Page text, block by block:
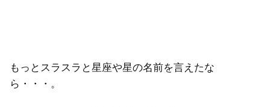
もっとスラスラと星座や星の名前を言えたな
ら・・・。